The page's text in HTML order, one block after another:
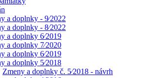
a doplnky - 9⁄2022
a doplnky - 8⁄2022
a doplnky 6⁄2019
a doplnky 7⁄2020
a doplnky 6⁄2019
a doplnky 5⁄2018
Zmeny a doplnky č. 5⁄2018 - návrh